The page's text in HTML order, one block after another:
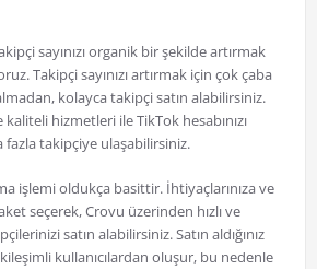
sayınızı organik bir şekilde artırmak
Takipçi sayınızı artırmak için çok çaba
kolayca takipçi satın alabilirsiniz.
hizmetleri ile TikTok hesabınızı
takipçiye ulaşabilirsiniz.
işlemi oldukça basittir. İhtiyaçlarınıza ve
seçerek, Crovu üzerinden hızlı ve
satın alabilirsiniz. Satın aldığınız
kullanıcılardan oluşur, bu nedenle